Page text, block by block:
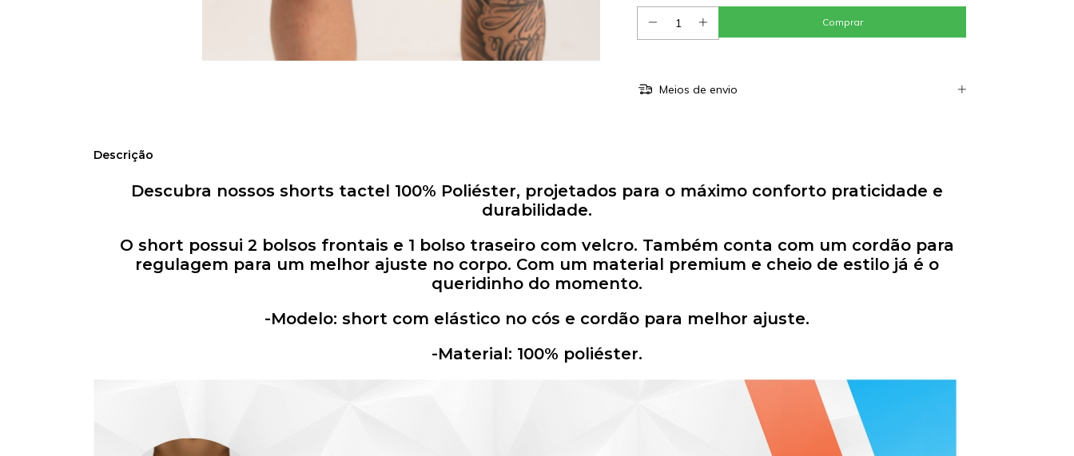
Meios de envio
Descrição
Descubra nossos shorts tactel 100% Poliéster, projetados para o máximo conforto praticidade e
durabilidade.
O short possui 2 bolsos frontais e 1 bolso traseiro com velcro. Também conta com um cordão para
regulagem para um melhor ajuste no corpo. Com um material premium e cheio de estilo já é o
queridinho do momento.
-Modelo: short com elástico no cós e cordão para melhor ajuste.
-Material: 100% poliéster.